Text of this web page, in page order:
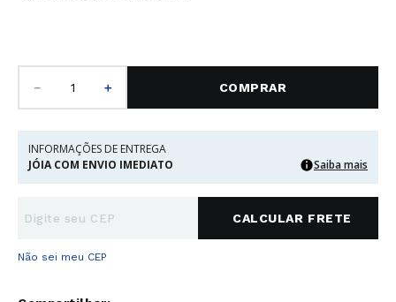
＋
－ COMPRAR
INFORMAÇÕES DE ENTREGA
JÓIA COM ENVIO IMEDIATO
Saiba mais
Não sei meu CEP